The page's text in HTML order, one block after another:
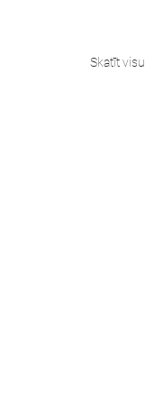
Skatīt visu